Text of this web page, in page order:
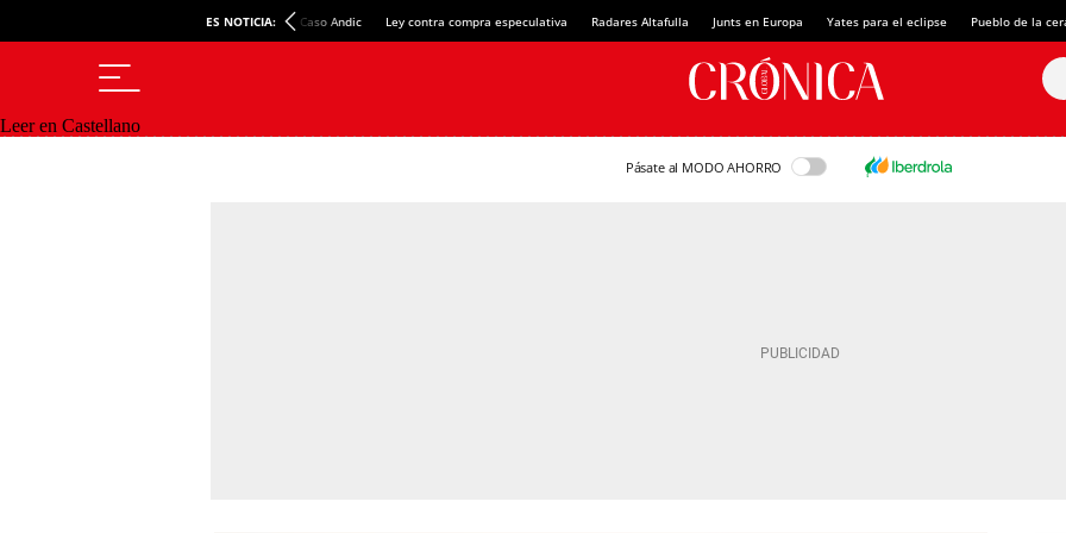
ES NOTICIA: Caso Andic Ley contra compra especulativa Radares Altafulla Junts en Europa Yates para el eclipse Pueblo de la
Leer en Castellano
Pásate al MODO AHORRO